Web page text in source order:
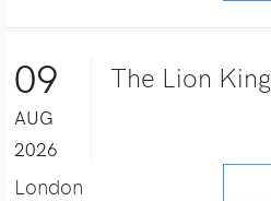
09
AUG
2026
The Lion King
London